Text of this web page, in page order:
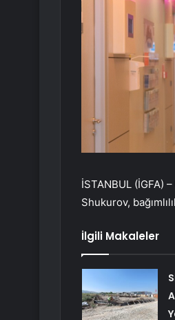
İSTANBUL (İGFA)
Shukurov,
İlgili Makaleler